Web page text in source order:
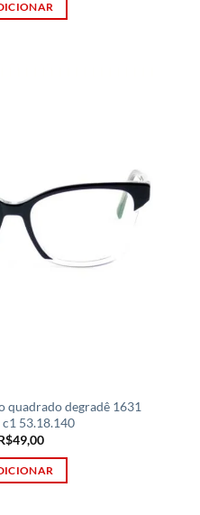
quadrado degradê 1631
c1 53.18.140
49,00